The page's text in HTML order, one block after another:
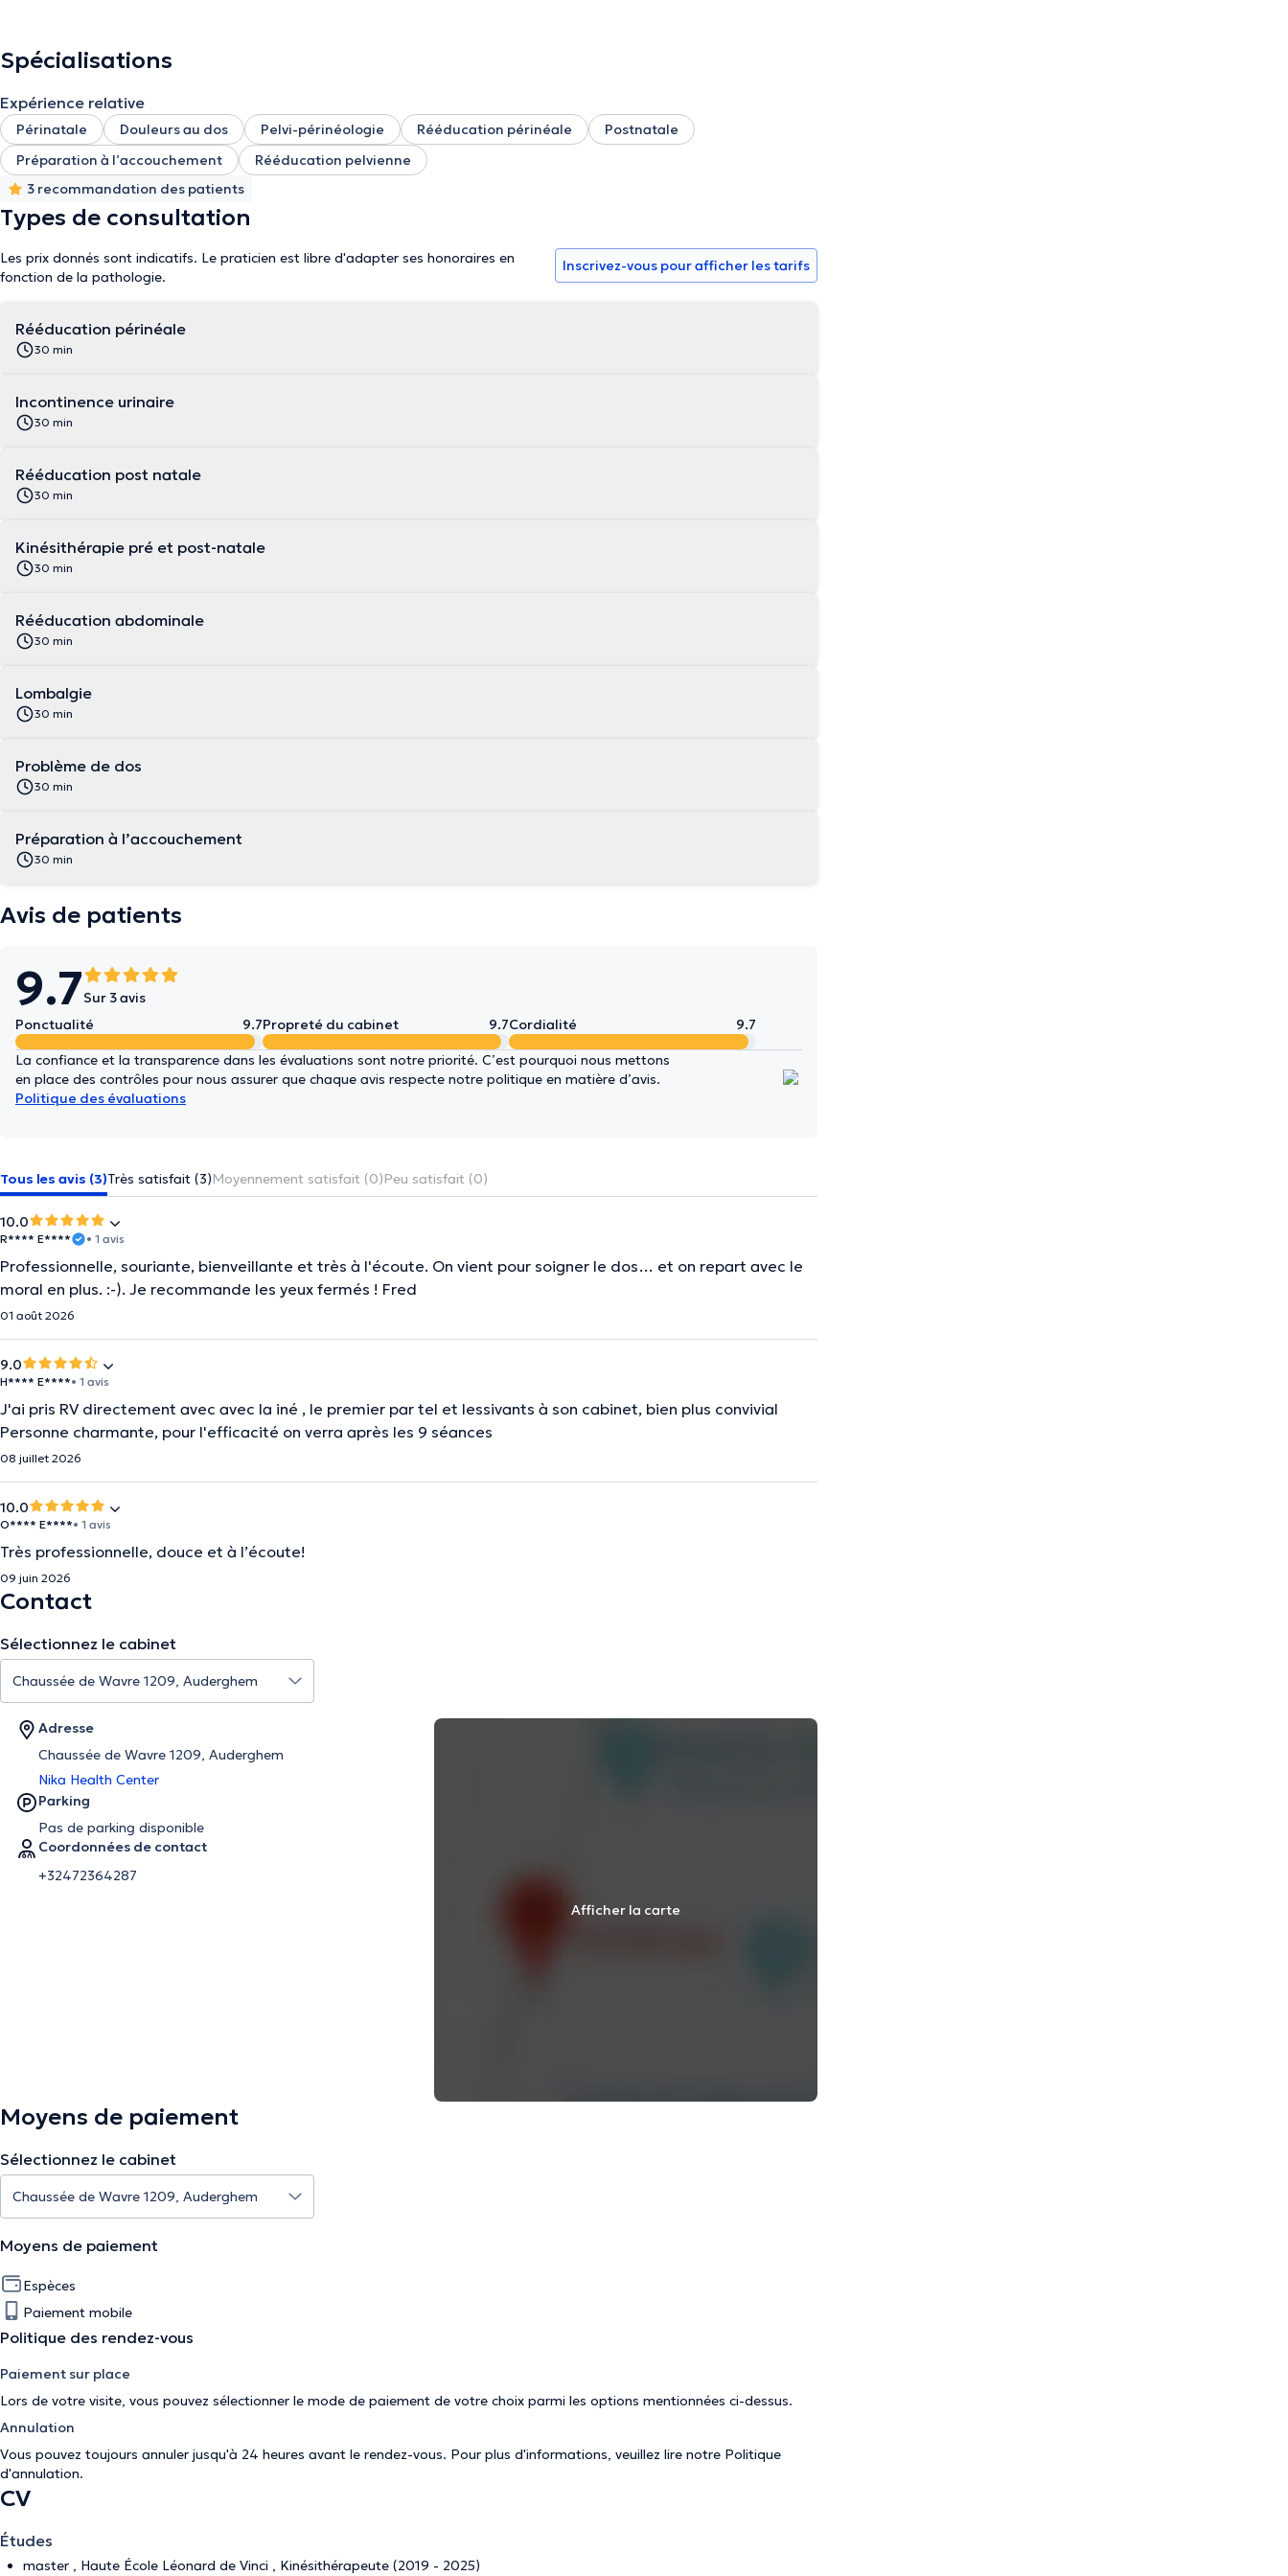
Spécialisations
Expérience relative
Périnatale Douleurs au dos Pelvi-périnéologie Rééducation périnéale
Postnatale
Préparation à l’accouchement
Rééducation pelvienne
3 recommandation des patients
Types de consultation
Les prix donnés sont indicatifs. Le praticien est libre d'adapter ses honoraires en
fonction de la pathologie.
Inscrivez-vous pour afficher les tarifs
Rééducation périnéale
30 min
Incontinence urinaire
30 min
Rééducation post natale
30 min
Kinésithérapie pré et post-natale
30 min
Rééducation abdominale
30 min
Lombalgie
30 min
Problème de dos
30 min
Préparation à l’accouchement
30 min
Avis de patients
9.7Sur 3 avis
Ponctualité
9.7Propreté du cabinet 9.7Cordialité 9.7
La confiance et la transparence dans les évaluations sont notre priorité. C’est pourquoi nous mettons
en place des contrôles pour nous assurer que chaque avis respecte notre politique en matière d’avis.
Politique des évaluations
Tous les avis (3)Très satisfait (3)Moyennement satisfait (0)Peu satisfait (0)
10.0
R**** E**** • 1 avis
Professionnelle, souriante, bienveillante et très à l'écoute. On vient pour soigner le dos… et on repart avec le
moral en plus. :-). Je recommande les yeux fermés ! Fred
01 août 2026
9.0
H**** E****• 1 avis
J'ai pris RV directement avec avec la iné , le premier par tel et lessivants à son cabinet, bien plus convivial
Personne charmante, pour l'efficacité on verra après les 9 séances
08 juillet 2026
10.0
O**** E****• 1 avis
Très professionnelle, douce et à l’écoute!
09 juin 2026
Contact
Sélectionnez le cabinet
Adresse
Chaussée de Wavre 1209, Auderghem
Nika Health Center
Parking
Pas de parking disponible
Coordonnées de contact
+32472364287
Afficher la carte
Moyens de paiement
Sélectionnez le cabinet
Moyens de paiement
Espèces
Paiement mobile
Politique des rendez-vous
Paiement sur place
Lors de votre visite, vous pouvez sélectionner le mode de paiement de votre choix parmi les options mentionnées ci-dessus.
Annulation
Vous pouvez toujours annuler jusqu'à 24 heures avant le rendez-vous. Pour plus d'informations, veuillez lire notre Politique
d'annulation.
CV
Études
master , Haute École Léonard de Vinci , Kinésithérapeute (2019 - 2025)